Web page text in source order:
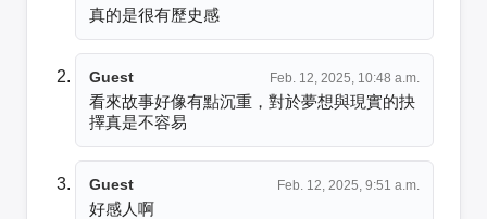
真的是很有歷史感
Guest Feb. 12, 2025, 10:48 a.m.
看來故事好像有點沉重，對於夢想與現實的抉
擇真是不容易
Guest Feb. 12, 2025, 9:51 a.m.
好感人啊